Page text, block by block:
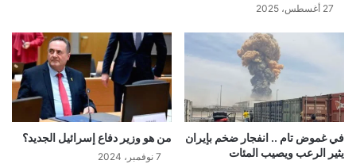
27 أغسطس، 2025
في غموض تام .. انفجار ضخم بإيران
يثير الرعب ويصيب المئات
من هو وزير دفاع إسرائيل الجديد؟
7 نوفمبر، 2024